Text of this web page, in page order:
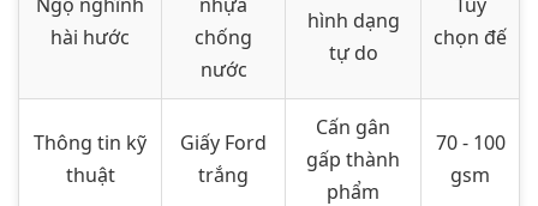
hài hước
chống
nước
hình dạng
tự do
chọn đế
Thông tin kỹ
thuật
Giấy Ford
trắng
Cấn gân
gấp thành
phẩm
70 - 100
gsm